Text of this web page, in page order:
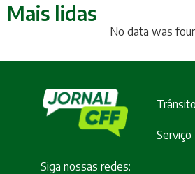
Mais lidas
No data was
Siga nossas redes:
Trânsito
Serviço